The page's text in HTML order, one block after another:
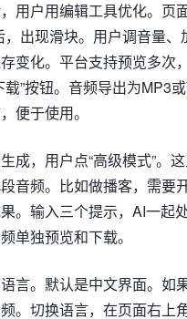
用户用编辑工具优化。页
，出现滑块。用户调音量、
变化。平台支持预览多次
载”按钮。音频导出为MP3
便于使用。
成，用户点“高级模式”。
音频。比如做播客，需要
。输入三个提示，AI一起
单独预览和下载。
言。默认是中文界面。如
。切换语言，在页面右上